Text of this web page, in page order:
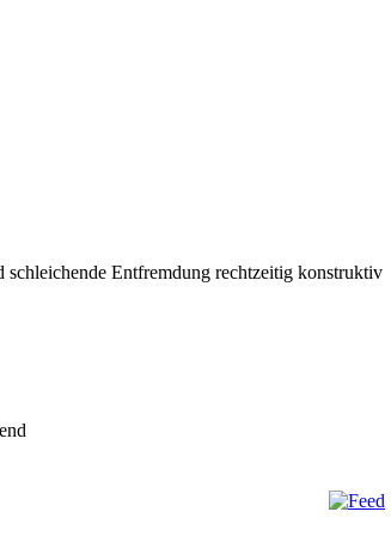
Entfremdung rechtzeitig konstruktiv